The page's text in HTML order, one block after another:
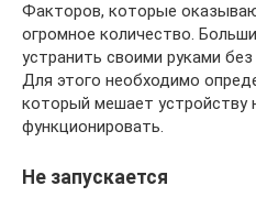
Факторов, которые
огромное количество.
устранить своими руками
Для этого необходимо
который мешает устройству
функционировать.
Не запускается